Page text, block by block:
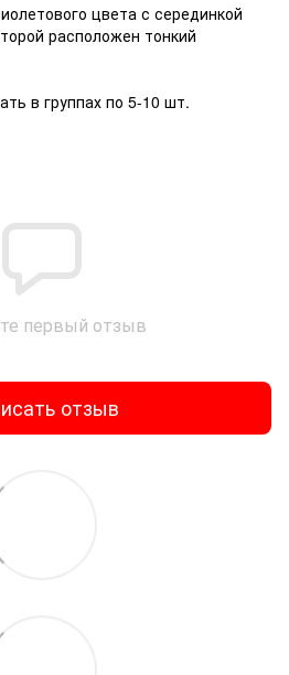
цвета с серединкой
расположен тонкий
в группах по 5-10 шт.
первый отзыв
отзыв